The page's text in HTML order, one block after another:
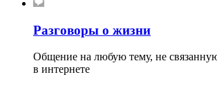
Разговоры о жизни
Общение на любую тему, не
в интернете